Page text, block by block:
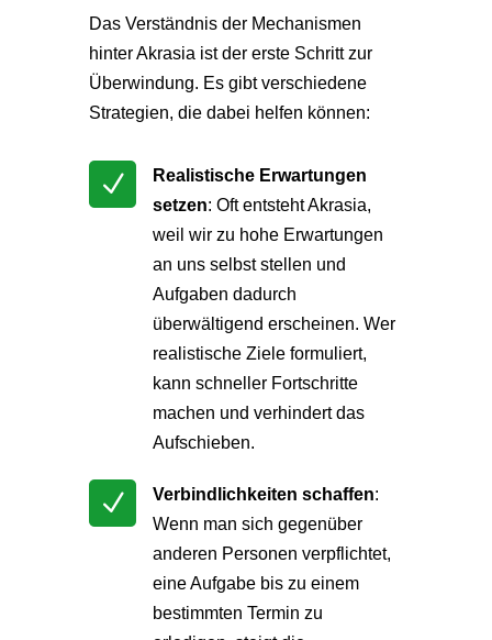
Das Verständnis der Mechanismen
hinter Akrasia ist der erste Schritt zur
Überwindung. Es gibt verschiedene
Strategien, die dabei helfen können:
N
Realistische Erwartungen
setzen: Oft entsteht Akrasia,
weil wir zu hohe Erwartungen
an uns selbst stellen und
Aufgaben dadurch
überwältigend erscheinen. Wer
realistische Ziele formuliert,
kann schneller Fortschritte
machen und verhindert das
Aufschieben.
N Verbindlichkeiten schaffen:
Wenn man sich gegenüber
anderen Personen verpflichtet,
eine Aufgabe bis zu einem
bestimmten Termin zu